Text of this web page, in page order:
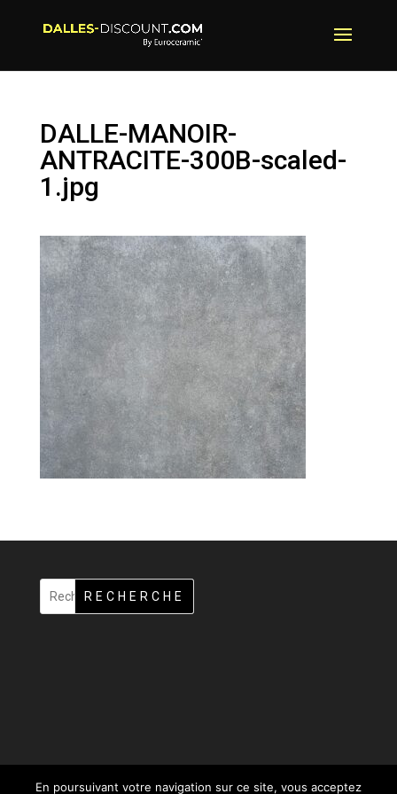
DALLE-MANOIR-
ANTRACITE-300B-scaled-
1.jpg
RECHERCHE
En poursuivant votre navigation sur ce site, vous acceptez